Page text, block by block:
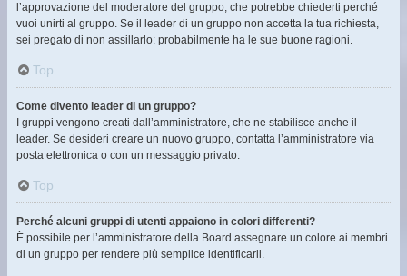
l’approvazione del moderatore del gruppo, che potrebbe chiederti perché
vuoi unirti al gruppo. Se il leader di un gruppo non accetta la tua richiesta,
sei pregato di non assillarlo: probabilmente ha le sue buone ragioni.
Top
Come divento leader di un gruppo?
I gruppi vengono creati dall’amministratore, che ne stabilisce anche il
leader. Se desideri creare un nuovo gruppo, contatta l’amministratore via
posta elettronica o con un messaggio privato.
Top
Perché alcuni gruppi di utenti appaiono in colori differenti?
È possibile per l’amministratore della Board assegnare un colore ai membri
di un gruppo per rendere più semplice identificarli.